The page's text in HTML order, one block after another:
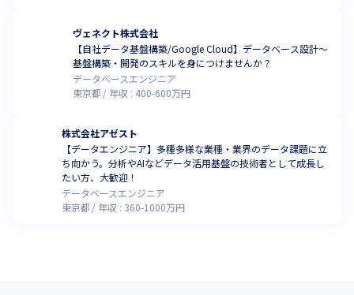
ヴェネクト株式会社
【自社データ基盤構築/Google Cloud】データベース設計〜
基盤構築・開発のスキルを身につけませんか？
データベースエンジニア
東京都
年収 : 400-600万円
株式会社アゼスト
【データエンジニア】多種多様な業種・業界のデータ課題に立
ち向かう。分析やAIなどデータ活用基盤の技術者として成長し
たい方、大歓迎！
データベースエンジニア
東京都
年収 : 360-1000万円